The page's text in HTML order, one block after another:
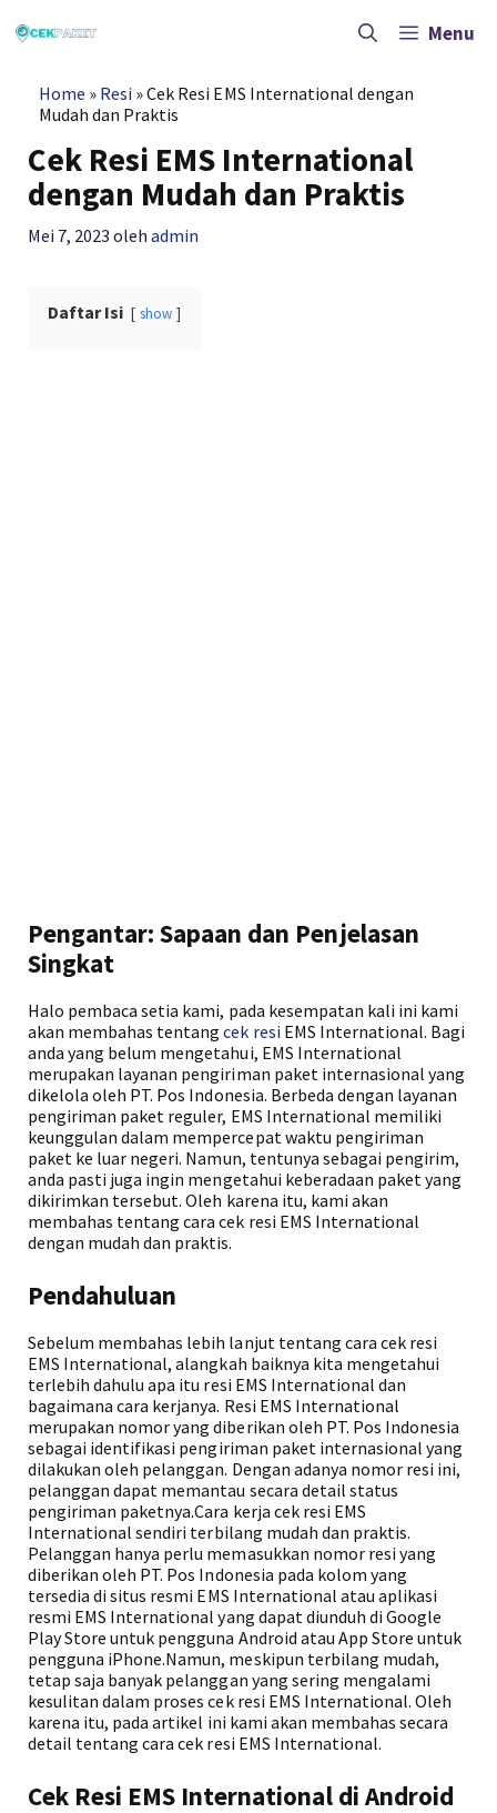
ke
Menu
Home » Resi »Cek Resi EMS International dengan
Mudah dan Praktis
Cek Resi EMS International
dengan Mudah dan Praktis
Mei 7, 2023 olehadmin
Daftar Isi show
Pengantar: Sapaan dan Penjelasan
Singkat
Halo pembaca setia kami, pada kesempatan kali ini kami
akan membahas tentangcek resi EMS International. Bagi
anda yang belum mengetahui, EMS International
merupakan layanan pengiriman paket internasional yang
dikelola oleh PT. Pos Indonesia. Berbeda dengan layanan
pengiriman paket reguler, EMS International memiliki
keunggulan dalam mempercepat waktu pengiriman
paket ke luar negeri. Namun, tentunya sebagai pengirim,
anda pasti juga ingin mengetahui keberadaan paket yang
dikirimkan tersebut. Oleh karena itu, kami akan
membahas tentang cara cek resi EMS International
dengan mudah dan praktis.
Pendahuluan
Sebelum membahas lebih lanjut tentang cara cek resi
EMS International, alangkah baiknya kita mengetahui
terlebih dahulu apa itu resi EMS International dan
bagaimana cara kerjanya. Resi EMS International
merupakan nomor yang diberikan oleh PT. Pos Indonesia
sebagai identifikasi pengiriman paket internasional yang
dilakukan oleh pelanggan. Dengan adanya nomor resi ini,
pelanggan dapat memantau secara detail status
pengiriman paketnya.Cara kerja cek resi EMS
International sendiri terbilang mudah dan praktis.
Pelanggan hanya perlu memasukkan nomor resi yang
diberikan oleh PT. Pos Indonesia pada kolom yang
tersedia di situs resmi EMS International atau aplikasi
resmi EMS International yang dapat diunduh di Google
Play Store untuk pengguna Android atau App Store untuk
pengguna iPhone.Namun, meskipun terbilang mudah,
tetap saja banyak pelanggan yang sering mengalami
kesulitan dalam proses cek resi EMS International. Oleh
karena itu, pada artikel ini kami akan membahas secara
detail tentang cara cek resi EMS International.
Cek Resi EMS International di Android